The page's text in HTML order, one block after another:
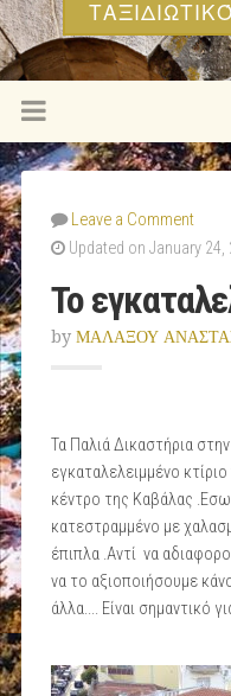
Leave a Comment
Updated on January 24,
Το
by ΜΑΛΑΞΟΥ
Τα Παλιά Δικαστήρια
εγκαταλελειμμένο
κέντρο της Καβάλας
κατεστραμμένο με
έπιπλα .Αντί να
να το αξιοποιήσουμε
άλλα.... Είναι σημαντικό